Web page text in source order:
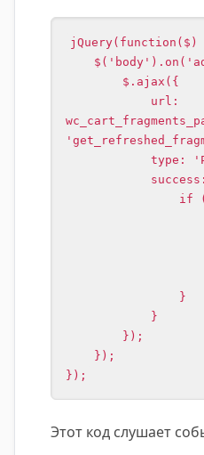
jQuery(function($)
});
Этот код слушает